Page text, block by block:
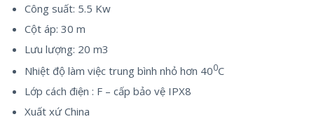
Công suất: 5.5 Kw
Cột áp: 30 m
Lưu lượng: 20 m3
Nhiệt độ làm việc trung bình nhỏ hơn 400C
Lớp cách điện : F – cấp bảo vệ IPX8
Xuất xứ China